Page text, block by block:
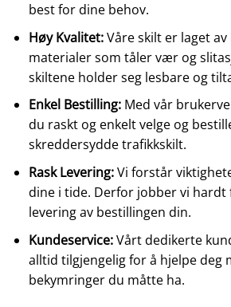
best for dine behov.
Høy Kvalitet:Våre skilt er laget
materialer som tåler vær og
skiltene holder seg lesbare og
Enkel Bestilling:Med vår
du raskt og enkelt velge og
skreddersydde trafikkskilt.
Rask Levering:Vi forstår
dine i tide. Derfor jobber vi hardt
levering av bestillingen din.
Kundeservice:Vårt dedikerte
alltid tilgjengelig for å hjelpe deg
bekymringer du måtte ha.